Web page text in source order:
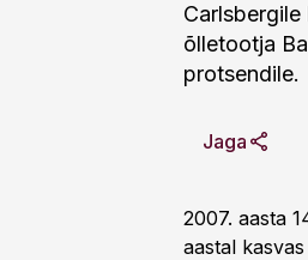
Carlsbergile
õlletootja
protsendile.
Jaga
2007. aasta
aastal